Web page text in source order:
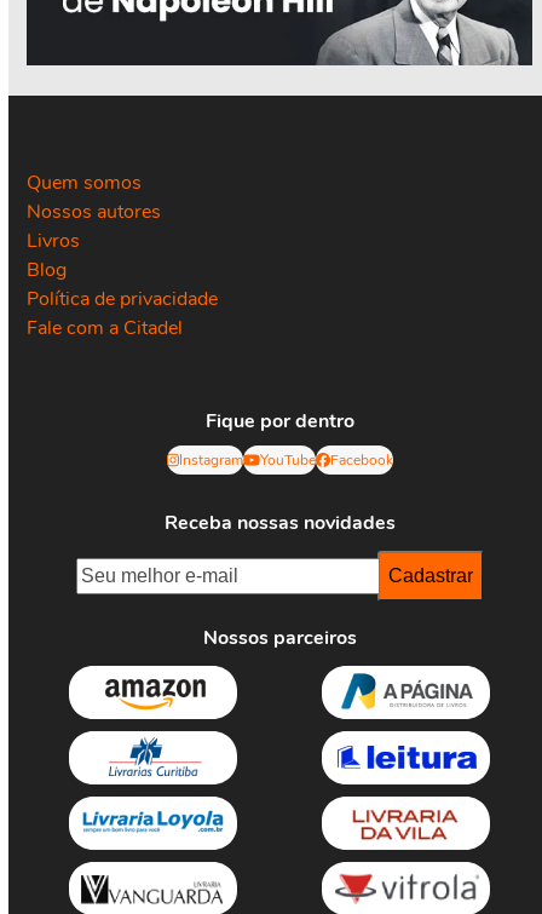
Quem somos
Nossos autores
Livros
Blog
Política de privacidade
Fale com a Citadel
Fique por dentro
Instagram YouTube Facebook
Receba nossas novidades
Nossos parceiros